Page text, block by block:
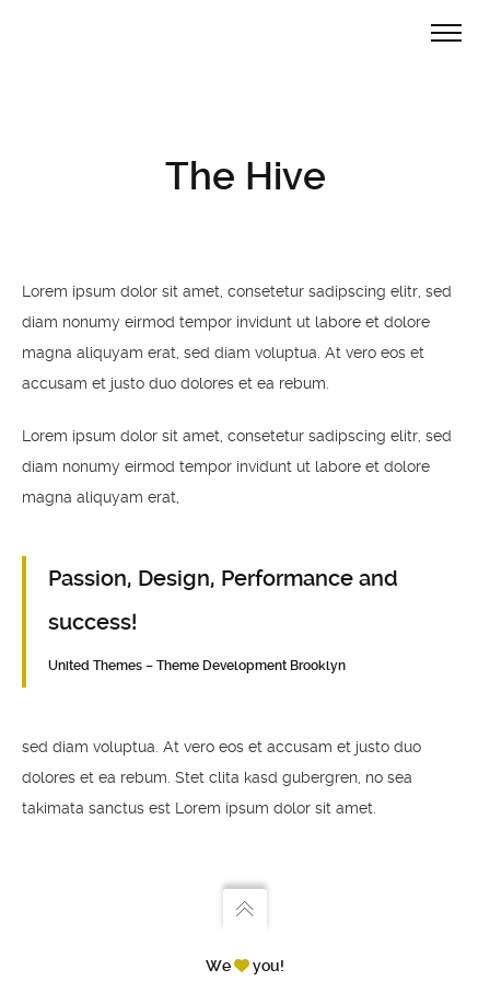
The Hive
Lorem ipsum dolor sit amet, consetetur sadipscing elitr, sed
diam nonumy eirmod tempor invidunt ut labore et dolore
magna aliquyam erat, sed diam voluptua. At vero eos et
accusam et justo duo dolores et ea rebum.
Lorem ipsum dolor sit amet, consetetur sadipscing elitr, sed
diam nonumy eirmod tempor invidunt ut labore et dolore
magna aliquyam erat,
Passion, Design, Performance and
success!
United Themes – Theme Development Brooklyn
sed diam voluptua. At vero eos et accusam et justo duo
dolores et ea rebum. Stet clita kasd gubergren, no sea
takimata sanctus est Lorem ipsum dolor sit amet.
We you!